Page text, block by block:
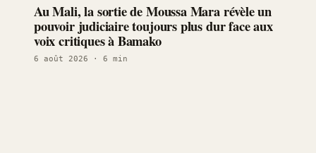
Au Mali, la sortie de Moussa Mara révèle un
pouvoir judiciaire toujours plus dur face aux
voix critiques à Bamako
6 août 2026 · 6 min